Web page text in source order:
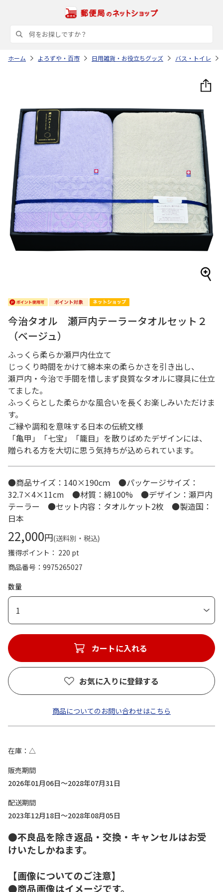
ホーム よろずや・百市 日用雑貨・お役立ちグッズ バス・トイレ
今治タオル 瀬戸内テーラータオルセット２
（ベージュ）
ふっくら柔らか瀬戸内仕立て
じっくり時間をかけて綿本来の柔らかさを引き出し、
瀬戸内・今治で手間を惜しまず良質なタオルに寝具に仕立
てました。
ふっくらとした柔らかな風合いを長くお楽しみいただけま
す。
ご縁や調和を意味する日本の伝統文様
「亀甲」「七宝」「籠目」を散りばめたデザインには、
贈られる方を大切に思う気持ちが込められています。
●商品サイズ：140×190cｍ ●パッケージサイズ：
32.7×4×11cm ●材質：綿100% ●デザイン：瀬戸内
テーラー ●セット内容：タオルケット2枚 ●製造国：
日本
22,000円(送料別・税込)
獲得ポイント： 220 pt
商品番号
9975265027
数量
1
カートに入れる
お気に入りに登録する
商品についてのお問い合わせはこちら
在庫
△
販売期間
2026年01月06日～2028年07月31日
配送期間
2023年12月18日～2028年08月05日
●不良品を除き返品・交換・キャンセルはお受
けいたしかねます。
【画像についてのご注意】
●商品画像はイメージです。